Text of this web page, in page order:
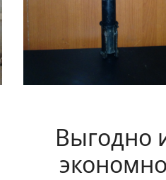
Выгодно
экономно